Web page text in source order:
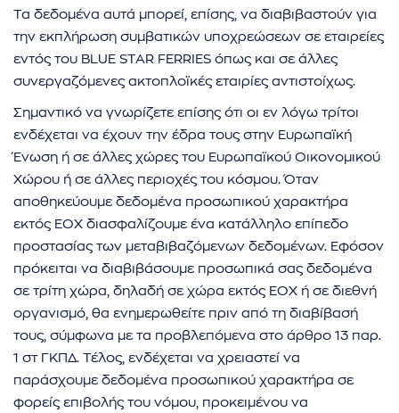
Τα δεδομένα αυτά μπορεί, επίσης, να διαβιβαστούν για
την εκπλήρωση συμβατικών υποχρεώσεων σε εταιρείες
εντός του BLUE STAR FERRIES όπως και σε άλλες
συνεργαζόμενες ακτοπλοϊκές εταιρίες αντιστοίχως.
Σημαντικό να γνωρίζετε επίσης ότι οι εν λόγω τρίτοι
ενδέχεται να έχουν την έδρα τους στην Ευρωπαϊκή
Ένωση ή σε άλλες χώρες του Ευρωπαϊκού Οικονομικού
Χώρου ή σε άλλες περιοχές του κόσμου. Όταν
αποθηκεύουμε δεδομένα προσωπικού χαρακτήρα
εκτός ΕΟΧ διασφαλίζουμε ένα κατάλληλο επίπεδο
προστασίας των μεταβιβαζόμενων δεδομένων. Εφόσον
πρόκειται να διαβιβάσουμε προσωπικά σας δεδομένα
σε τρίτη χώρα, δηλαδή σε χώρα εκτός ΕΟΧ ή σε διεθνή
οργανισμό, θα ενημερωθείτε πριν από τη διαβίβασή
τους, σύμφωνα με τα προβλεπόμενα στο άρθρο 13 παρ.
1 στ ΓΚΠΔ. Τέλος, ενδέχεται να χρειαστεί να
παράσχουμε δεδομένα προσωπικού χαρακτήρα σε
φορείς επιβολής του νόμου, προκειμένου να